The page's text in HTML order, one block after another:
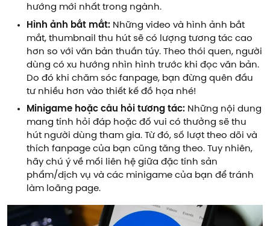
hướng mới nhất trong ngành.
Hình ảnh bắt mắt: Những video và hình ảnh bắt
mắt, thumbnail thu hút sẽ có lượng tương tác cao
hơn so với văn bản thuần túy. Theo thói quen, người
dùng có xu hướng nhìn hình trước khi đọc văn bản.
Do đó khi chăm sóc fanpage, bạn đừng quên đầu
tư nhiều hơn vào thiết kế đồ họa nhé!
Minigame hoặc câu hỏi tương tác: Những nội dung
mang tính hỏi đáp hoặc đố vui có thưởng sẽ thu
hút người dùng tham gia. Từ đó, số lượt theo dõi và
thích fanpage của bạn cũng tăng theo. Tuy nhiên,
hãy chú ý về mối liên hệ giữa đặc tính sản
phẩm/dịch vụ và các minigame của bạn để tránh
làm loãng page.